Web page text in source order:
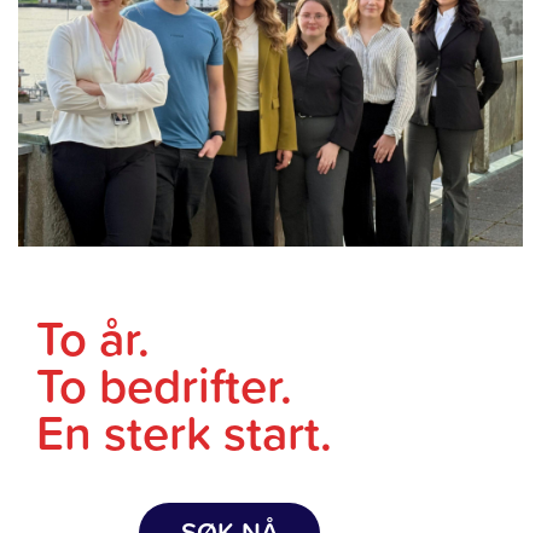
To år.
To bedrifter.
En sterk start.